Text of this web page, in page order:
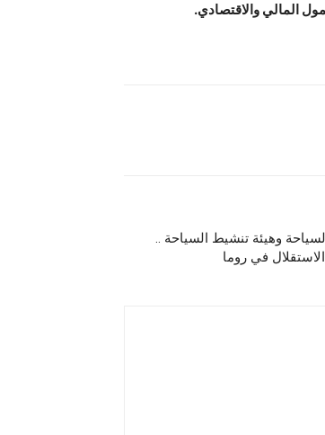
المالي والاقتصادي.
وهيئة تنشيط السياحة ..
الاستقلال في روما